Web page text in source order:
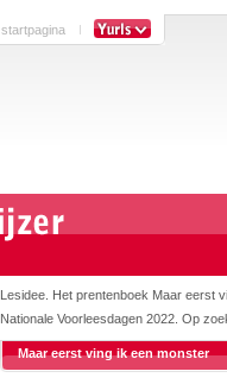
Lesidee. Het prentenboek Maar eerst
Nationale Voorleesdagen 2022. Op
Maar eerst ving ik een monster